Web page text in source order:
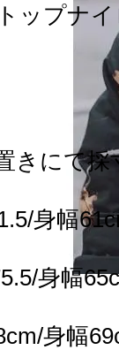
ップナ
きにて採
身幅
身幅
身幅